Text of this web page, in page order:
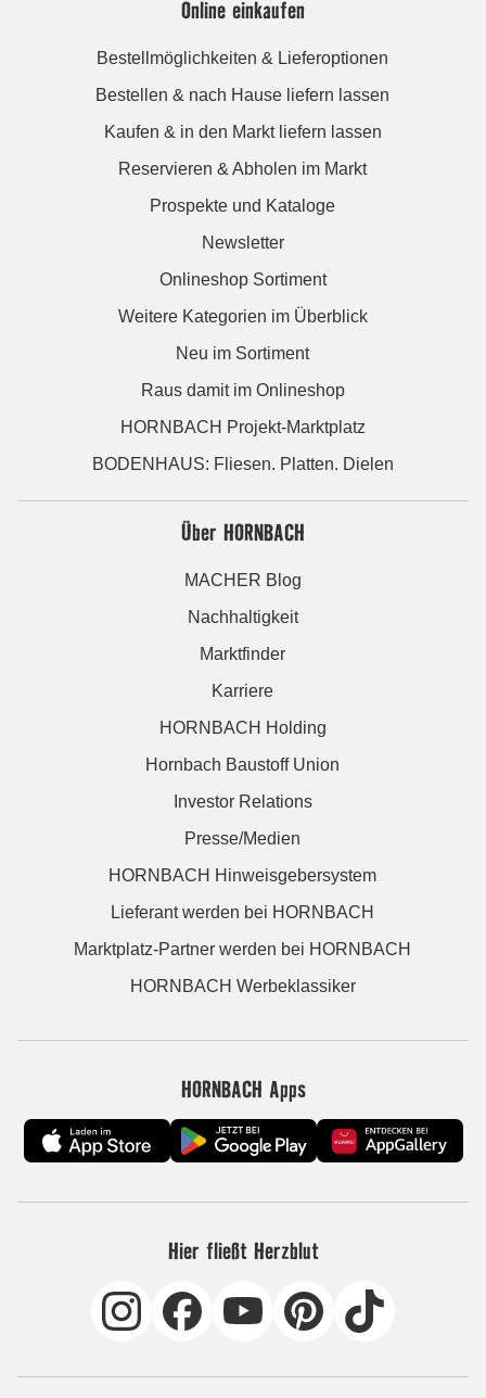
Online einkaufen
Bestellmöglichkeiten & Lieferoptionen
Bestellen & nach Hause liefern lassen
Kaufen & in den Markt liefern lassen
Reservieren & Abholen im Markt
Prospekte und Kataloge
Newsletter
Onlineshop Sortiment
Weitere Kategorien im Überblick
Neu im Sortiment
Raus damit im Onlineshop
HORNBACH Projekt-Marktplatz
BODENHAUS: Fliesen. Platten. Dielen
Über HORNBACH
MACHER Blog
Nachhaltigkeit
Marktfinder
Karriere
HORNBACH Holding
Hornbach Baustoff Union
Investor Relations
Presse/Medien
HORNBACH Hinweisgebersystem
Lieferant werden bei HORNBACH
Marktplatz-Partner werden bei HORNBACH
HORNBACH Werbeklassiker
HORNBACH Apps
Hier fließt Herzblut